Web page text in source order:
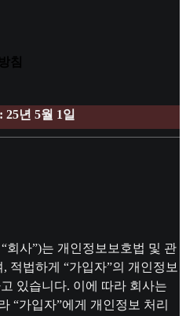
침
25년 5월 1일
회사”)는 개인정보보호법 및 관
적법하게 “가입자”의 개인정보
있습니다. 이에 따라 회사는
“가입자”에게 개인정보 처리